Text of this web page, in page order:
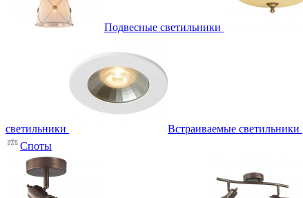
Подвесные светильники
светильники Встраиваемые светильники
Споты